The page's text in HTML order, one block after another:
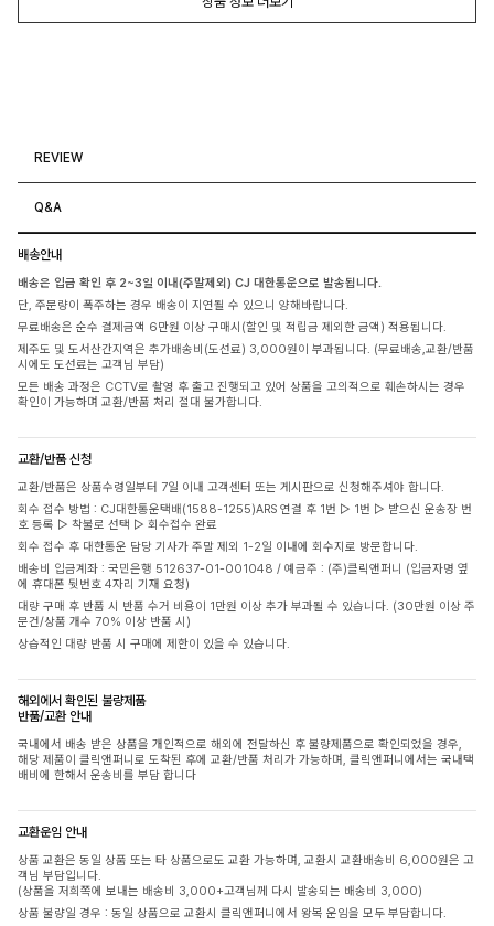
REVIEW
Q&A
배송안내
배송은 입금 확인 후 2~3일 이내(주말제외) CJ 대한통운으로 발송됩니다.
단, 주문량이 폭주하는 경우 배송이 지연될 수 있으니 양해바랍니다.
무료배송은 순수 결제금액 6만원 이상 구매시(할인 및 적립금 제외한 금액) 적용됩니다.
제주도 및 도서산간지역은 추가배송비(도선료) 3,000원이 부과됩니다. (무료배송,교환/반품
시에도 도선료는 고객님 부담)
모든 배송 과정은 CCTV로 촬영 후 출고 진행되고 있어 상품을 고의적으로 훼손하시는 경우
확인이 가능하며 교환/반품 처리 절대 불가합니다.
교환/반품 신청
교환/반품은 상품수령일부터 7일 이내 고객센터 또는 게시판으로 신청해주셔야 합니다.
회수 접수 방법 : CJ대한통운택배(1588-1255)ARS 연결 후 1번 ▷ 1번 ▷ 받으신 운송장 번
호 등록 ▷ 착불로 선택 ▷ 회수접수 완료
회수 접수 후 대한통운 담당 기사가 주말 제외 1-2일 이내에 회수지로 방문합니다.
배송비 입금계좌 : 국민은행 512637-01-001048 / 예금주 : (주)클릭앤퍼니 (입금자명 옆
에 휴대폰 뒷번호 4자리 기재 요청)
대량 구매 후 반품 시 반품 수거 비용이 1만원 이상 추가 부과될 수 있습니다. (30만원 이상 주
문건/상품 개수 70% 이상 반품 시)
상습적인 대량 반품 시 구매에 제한이 있을 수 있습니다.
해외에서 확인된 불량제품
반품/교환 안내
국내에서 배송 받은 상품을 개인적으로 해외에 전달하신 후 불량제품으로 확인되었을 경우,
해당 제품이 클릭앤퍼니로 도착된 후에 교환/반품 처리가 가능하며, 클릭앤퍼니에서는 국내택
배비에 한해서 운송비를 부담 합니다
교환운임 안내
상품 교환은 동일 상품 또는 타 상품으로도 교환 가능하며, 교환시 교환배송비 6,000원은 고
객님 부담입니다.
(상품을 저희쪽에 보내는 배송비 3,000+고객님께 다시 발송되는 배송비 3,000)
상품 불량일 경우 : 동일 상품으로 교환시 클릭앤퍼니에서 왕복 운임을 모두 부담합니다.